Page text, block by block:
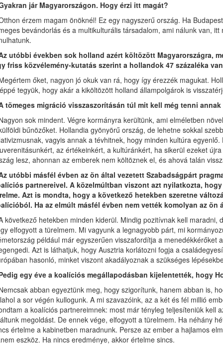
jár Magyarországon. Hogy érzi itt magát?
érzem magam önöknél! Ez egy nagyszerű ország. Ha
bevándorlás és a multikulturális társadalom, ami nálunk van,
utóbbi években sok holland azért költözött Magyarországra,
friss közvélemény-kutatás szerint a hollandok 47 százaléka
őket, nagyon jó okuk van rá, hogy így érezzék magukat.
tegyük, hogy akár a kiköltözött holland állampolgárok is
tömeges migráció visszaszorításán túl mit kell még tenni
sok mindent. Végre kormányra kerültünk, ami elméletben
bűnözőket. Hollandia gyönyörű ország, de lehetne sokkal
vagyis annak a tévhitnek, hogy minden kultúra
az értékeinkért, a kultúránkért, ha sikerül ezeket
lesz, ahonnan az emberek nem költöznek el, és ahová talán
utóbbi másfél évben az ön által vezetett Szabadságpárt
partnereivel. A közelmúltban viszont azt nyilatkozta,
Azt is mondta, hogy a következő hetekben szeretne
Ha az elmúlt másfél évben nem vették komolyan az
következő hetekben minden kiderül. Mindig pozitívnak kell
elfogyott a türelmem. Mi vagyunk a legnagyobb párt, mi
például már egyszerűen visszafordítja a
Azt is láthatjuk, hogy Ausztria korlátozni fogja a
hasonló, minket viszont akadályoznak a szükséges
egy éve a koalíciós megállapodásban kijelentették, hogy
abban egyeztünk meg, hogy szigorítunk, hanem abban is,
a sor végén kullogunk. A mi szavazóink, az a két és fél millió
a koalíciós partnereimnek: most már tényleg teljesíteniük
megoldást. De ennek vége, elfogyott a türelmem. Ha néhány
értelme a kabinetben maradnunk. Persze az ember a hajlamos
eszköz. Ha nincs eredménye, akkor értelme sincs.